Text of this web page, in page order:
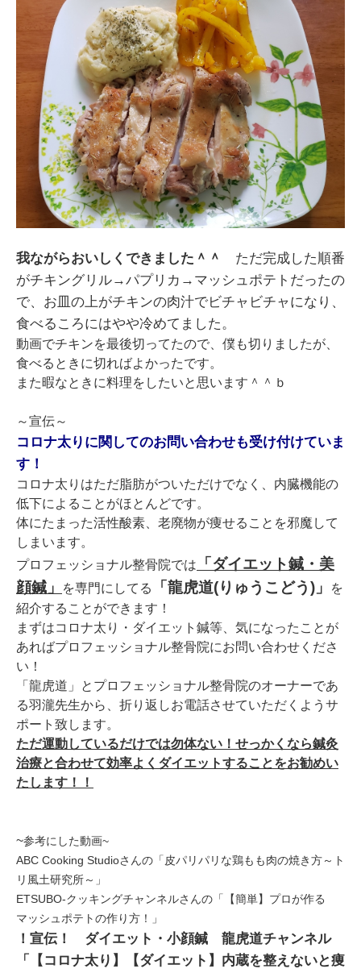
我ながらおいしくできました＾＾ ただ完成した順番
がチキングリル→パプリカ→マッシュポテトだったの
で、お皿の上がチキンの肉汁でビチャビチャになり、
食べるころにはやや冷めてました。
動画でチキンを最後切ってたので、僕も切りましたが、
食べるときに切ればよかったです。
また暇なときに料理をしたいと思います＾＾ｂ
～宣伝～
コロナ太りに関してのお問い合わせも受け付けていま
す！
コロナ太りはただ脂肪がついただけでなく、内臓機能の
低下によることがほとんどです。
体にたまった活性酸素、老廃物が痩せることを邪魔して
しまいます。
プロフェッショナル整骨院では
「ダイエット鍼・美
顔鍼」
を専門にしてる 「龍虎道(りゅうこどう)」
を
紹介することができます！
まずはコロナ太り・ダイエット鍼等、気になったことが
あればプロフェッショナル整骨院にお問い合わせくださ
い！
「龍虎道」とプロフェッショナル整骨院のオーナーであ
る羽瀧先生から、折り返しお電話させていただくようサ
ポート致します。
ただ運動しているだけでは勿体ない！せっかくなら鍼灸
治療と合わせて効率よくダイエットすることをお勧めい
たします！！
~参考にした動画~
ABC Cooking Studioさんの「皮パリパリな鶏もも肉の焼き方～ト
リ風土研究所～」
ETSUBO-クッキングチャンネルさんの「【簡単】プロが作る
マッシュポテトの作り方！」
！宣伝！ ダイエット・小顔鍼 龍虎道チャンネル
「【コロナ太り】【ダイエット】内蔵を整えないと痩